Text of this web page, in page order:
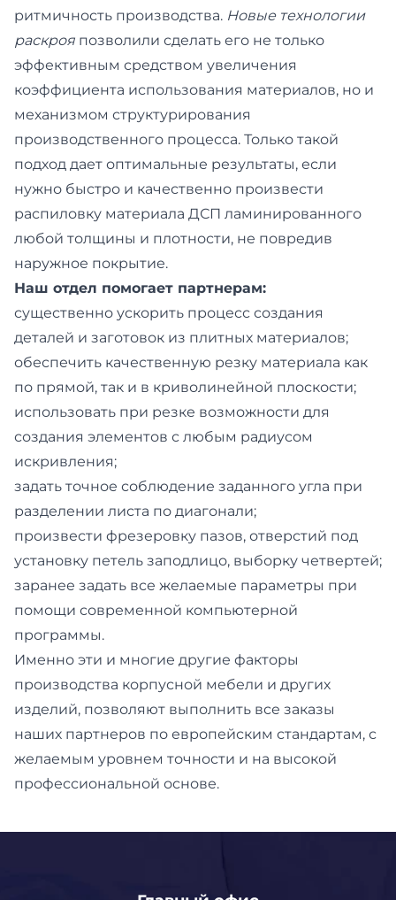
ритмичность производства. Новые технологии
раскроя позволили сделать его не только
эффективным средством увеличения
коэффициента использования материалов, но и
механизмом структурирования
производственного процесса. Только такой
подход дает оптимальные результаты, если
нужно быстро и качественно произвести
распиловку материала ДСП ламинированного
любой толщины и плотности, не повредив
наружное покрытие.
Наш отдел помогает партнерам:
существенно ускорить процесс создания
деталей и заготовок из плитных материалов;
обеспечить качественную резку материала как
по прямой, так и в криволинейной плоскости;
использовать при резке возможности для
создания элементов с любым радиусом
искривления;
задать точное соблюдение заданного угла при
разделении листа по диагонали;
произвести фрезеровку пазов, отверстий под
установку петель заподлицо, выборку четвертей;
заранее задать все желаемые параметры при
помощи современной компьютерной
программы.
Именно эти и многие другие факторы
производства корпусной мебели и других
изделий, позволяют выполнить все заказы
наших партнеров по европейским стандартам, с
желаемым уровнем точности и на высокой
профессиональной основе.